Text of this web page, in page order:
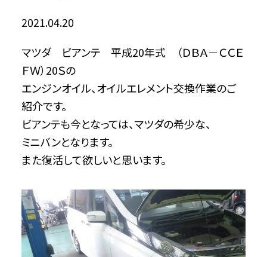
2021.04.20
マツダ ビアンテ 平成20年式 （ＤＢＡ－ＣＣＥ
ＦＷ）20Ｓの
エンジンオイル、オイルエレメント交換作業のご
紹介です。
ビアンテも今となっては、マツダの希少な、
ミニバンとなります。
また復活して欲しいと思います。